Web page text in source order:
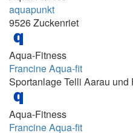
10:00 - 10:30 Uhr
10:00 - 15:00
10:00 - 20:00
10:00-11:00
aquapunkt
9526 Zuckenriet
Aqua-Fitness
Francine Aqua-fit
Sportanlage Telli Aarau
Aqua-Fitness
Francine Aqua-fit